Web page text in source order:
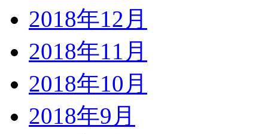
2018年12月
2018年11月
2018年10月
2018年9月